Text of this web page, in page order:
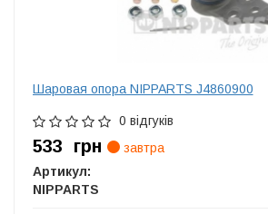
Шаровая опора NIPPARTS J4860900
0 відгуків
533 грн
завтра
Артикул:
NIPPARTS